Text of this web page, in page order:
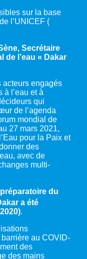
sur la base
l’UNICEF (
Secrétaire
de l’eau « Dakar
acteurs engagés
à l’eau et à
qui
de l’agenda
mondial de
27 mars 2021,
pour la Paix et
des
avec de
multi-
du
a été
.
au COVID-
des
des mains